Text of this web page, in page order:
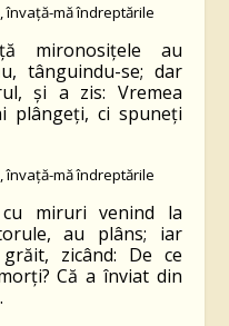
învață-mă îndreptările
mironosițele au
tânguindu-se; dar
și a zis: Vremea
plângeți, ci spuneți
învață-mă îndreptările
miruri venind la
au plâns; iar
zicând: De ce
Că a înviat din